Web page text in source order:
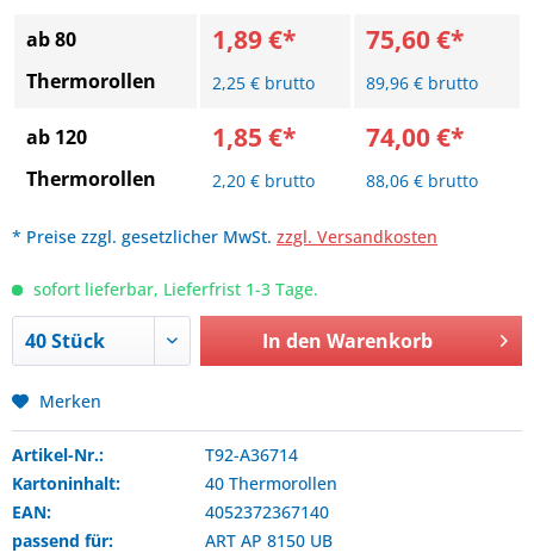
ab 80
Thermorollen
1,89 €*
2,25 € brutto
75,60 €*
89,96 € brutto
ab 120
Thermorollen
1,85 €*
2,20 € brutto
74,00 €*
88,06 € brutto
* Preise zzgl. gesetzlicher MwSt. zzgl. Versandkosten
sofort lieferbar, Lieferfrist 1-3 Tage.
In den Warenkorb
Merken
Artikel-Nr.:
T92-A36714
Kartoninhalt:
40 Thermorollen
EAN:
4052372367140
passend für:
ART AP 8150 UB